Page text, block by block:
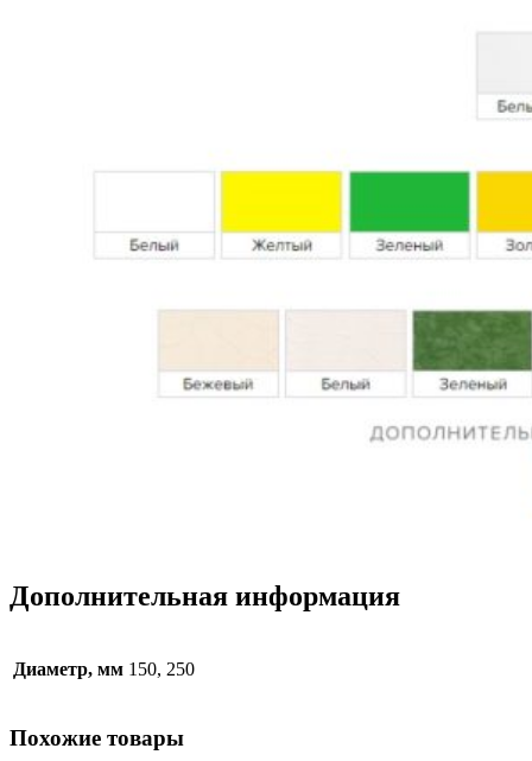
Дополнительная информация
Диаметр, мм 150, 250
Похожие товары